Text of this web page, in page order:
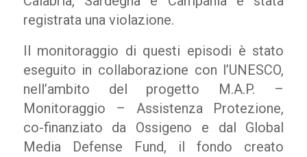
registrata una violazione.
Il monitoraggio di questi episodi è stato
eseguito in collaborazione con l’UNESCO,
nell’ambito del progetto M.A.P. –
Monitoraggio – Assistenza Protezione,
co-finanziato da Ossigeno e dal Global
Media Defense Fund, il fondo creato